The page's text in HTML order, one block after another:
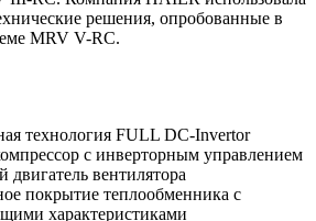
решения, опробованные в
MRV V-RC.
технология FULL DC-Invertor
с инверторным управлением
вентилятора
покрытие теплообменника с
характеристиками